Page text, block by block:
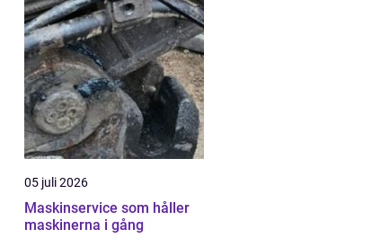
05 juli 2026
Maskinservice som håller
maskinerna i gång